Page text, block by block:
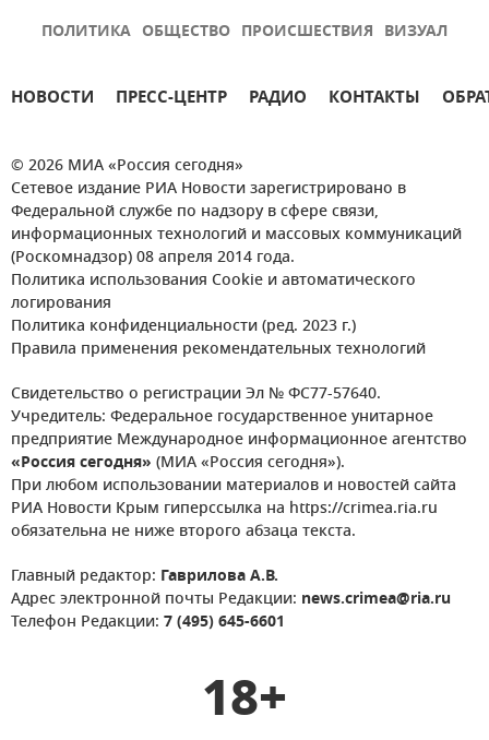
ПОЛИТИКА ОБЩЕСТВО ПРОИСШЕСТВИЯ ВИЗУАЛ
НОВОСТИ ПРЕСС-ЦЕНТР РАДИО КОНТАКТЫ
© 2026 МИА «Россия сегодня»
Сетевое издание РИА Новости зарегистрировано в
Федеральной службе по надзору в сфере связи,
информационных технологий и массовых коммуникаций
(Роскомнадзор) 08 апреля 2014 года.
Политика использования Cookie и автоматического
логирования
Политика конфиденциальности (ред. 2023 г.)
Правила применения рекомендательных технологий
Свидетельство о регистрации Эл № ФС77-57640.
Учредитель: Федеральное государственное унитарное
предприятие Международное информационное агентство
«Россия сегодня» (МИА «Россия сегодня»).
При любом использовании материалов и новостей сайта
РИА Новости Крым гиперссылка на https://crimea.ria.ru
обязательна не ниже второго абзаца текста.
Главный редактор: Гаврилова А.В.
Адрес электронной почты Редакции: news.crimea@ria.ru
Телефон Редакции: 7 (495) 645-6601
18+